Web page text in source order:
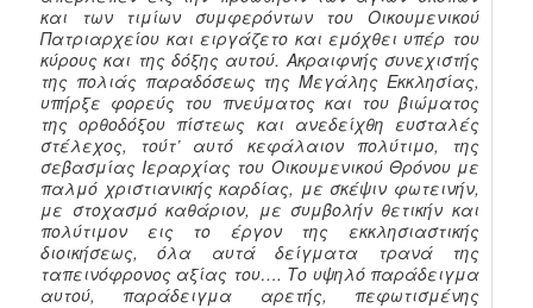
και των τιμίων συμφερόντων του Οικουμενικού
Πατριαρχείου και ειργάζετο και εμόχθει υπέρ του
κύρους και της δόξης αυτού. Ακραιφνής συνεχιστής
της πολιάς παραδόσεως της Μεγάλης Εκκλησίας,
υπήρξε φορεύς του πνεύματος και του βιώματος
της ορθοδόξου πίστεως και ανεδείχθη ευσταλές
στέλεχος, τούτ’ αυτό κεφάλαιον πολύτιμο, της
σεβασμίας Ιεραρχίας του Οικουμενικού Θρόνου με
παλμό χριστιανικής καρδίας, με σκέψιν φωτεινήν,
με στοχασμό καθάριον, με συμβολήν θετικήν και
πολύτιμον εις το έργον της εκκλησιαστικής
διοικήσεως, όλα αυτά δείγματα τρανά της
ταπεινόφρονος αξίας του…. Το υψηλό παράδειγμα
αυτού, παράδειγμα αρετής, πεφωτισμένης